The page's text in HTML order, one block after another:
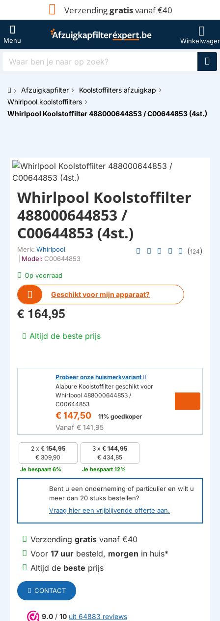
Verzendinggratisvanaf €40
Waar
naar
op
zoek?
h
o
Afzuigkapfilter
Koolstoffilters afzuigkap
Whirlpool koolstoffilters
Whirlpool Koolstoffilter 488000644853 / C00644853 (4st.)
Op voorraad
Geschikt voor mijn apparaat?
Whirlpool Koolstoffilter
488000644853 /
C00644853 (4st.)
Merk: Whirlpool
Model: C00644853
(124)
€ 164,95
Altijd de beste prijs
Probeer onze huismerkvariant
Alapure Koolstoffilter geschikt voor
Whirlpool 488000644853 /
C00644853
€ 147,50 11% goedkoper
Vanaf € 141,95
2 x € 154,95
€ 309,90
Je bespaart 6%
3 x€ 144,95
€ 434,85
Je bespaart 12%
Bent u een onderneming of particulier en wilt u
meer dan 20 stuks bestellen?
Vraag hier een vrijblijvende offerte aan.
Verzending gratis vanaf €40
Voor 17 uur besteld, morgen in huis*
Altijd de beste prijs
CONTACT
9.0 / 10 uit 64883 reviews